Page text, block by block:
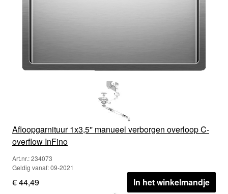
Afloopgarnituur 1x3,5'' manueel verborgen overloop C-
overflow InFino
Art.nr.: 234073
Geldig vanaf: 09-2021
€ 44,49 In het winkelmandje